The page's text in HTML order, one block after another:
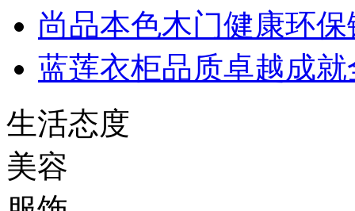
尚品本色木门健康环
蓝莲衣柜品质卓越成
生活态度
美容